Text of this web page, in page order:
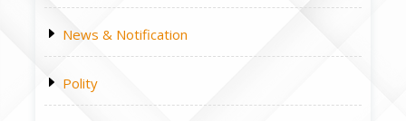
News & Notification
Polity